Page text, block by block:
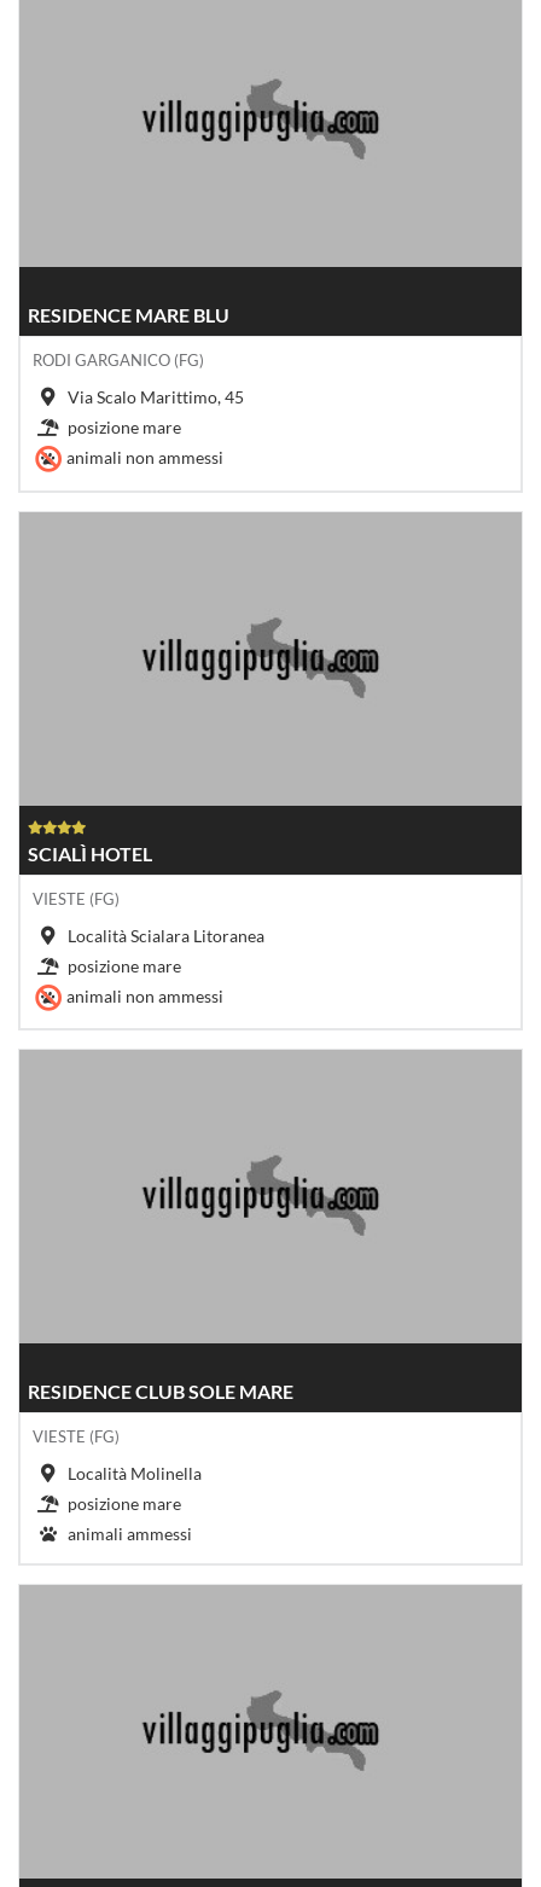
RESIDENCE MARE BLU
RODI GARGANICO (FG)
Via Scalo Marittimo, 45
posizione mare
animali non ammessi
SCIALÌ HOTEL
VIESTE (FG)
Località Scialara Litoranea
posizione mare
animali non ammessi
RESIDENCE CLUB SOLE MARE
VIESTE (FG)
Località Molinella
posizione mare
animali ammessi